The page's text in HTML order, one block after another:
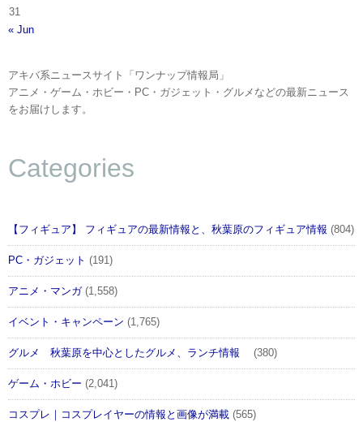
31
« Jun
アキバ系ニュースサイト「ワンナップ情報局」
アニメ・ゲーム・ホビー・PC・ガジェット・グルメなどの最新ニュース
をお届けします。
Categories
【フィギュア】 フィギュアの最新情報と、秋葉原のフィギュア情報 (804)
PC・ガジェット (191)
アニメ・マンガ(1,558)
イベント・キャンペーン (1,765)
グルメ 秋葉原を中心としたグルメ、ランチ情報 (380)
ゲーム・ホビー (2,041)
コスプレ｜コスプレイヤーの情報と画像が満載 (565)